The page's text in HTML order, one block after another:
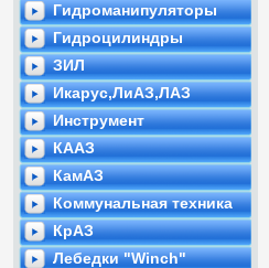
Гидроманипуляторы
Гидроцилиндры
ЗИЛ
Икарус,ЛиАЗ,ЛАЗ
Инструмент
КААЗ
КамАЗ
Коммунальная техника
КрАЗ
Лебедки "Winch"